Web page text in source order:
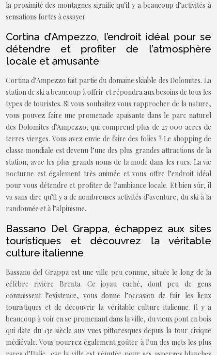
la proximité des montagnes signifie qu’il y a beaucoup d’activités à
sensations fortes à essayer.
Cortina d’Ampezzo, l’endroit idéal pour se
détendre et profiter de l’atmosphère
locale et amusante
Cortina d’Ampezzo fait partie du domaine skiable des Dolomites. La
station de ski a beaucoup à offrir et répondra aux besoins de tous les
types de touristes. Si vous souhaitez vous rapprocher de la nature,
vous pouvez faire une promenade apaisante dans le parc naturel
des Dolomites d’Ampezzo, qui comprend plus de 27 000 acres de
terres vierges. Vous avez envie de faire des folies ? Le shopping de
classe mondiale est devenu l’une des plus grandes attractions de la
station, avec les plus grands noms de la mode dans les rues. La vie
nocturne est également très animée et vous offre l’endroit idéal
pour vous détendre et profiter de l’ambiance locale. Et bien sûr, il
va sans dire qu’il y a de nombreuses activités d’aventure, du ski à la
randonnée et à l’alpinisme.
Bassano Del Grappa, échappez aux sites
touristiques et découvrez la véritable
culture italienne
Bassano del Grappa est une ville peu connue, située le long de la
célèbre rivière Brenta. Ce joyau caché, dont peu de gens
connaissent l’existence, vous donne l’occasion de fuir les lieux
touristiques et de découvrir la véritable culture italienne. Il y a
beaucoup à voir en se promenant dans la ville, du vieux pont en bois
qui date du 13e siècle aux vues pittoresques depuis la tour civique
médiévale. Vous pourrez également goûter à l’un des mets les plus